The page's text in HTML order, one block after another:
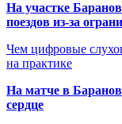
На участке
поездов из-за
Чем цифровые
на практике
На матче в
сердце